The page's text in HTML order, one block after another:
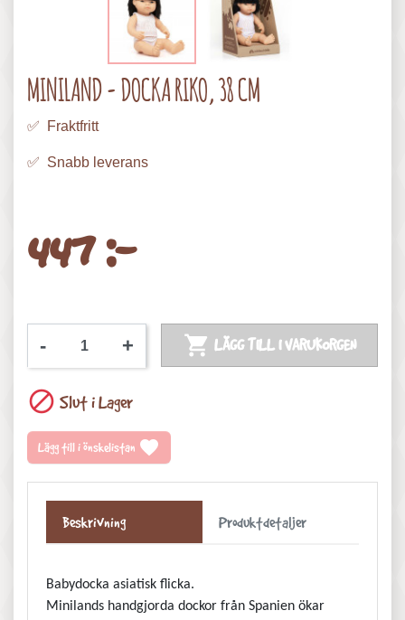
MINILAND - DOCKA RIKO, 38 CM
✅ Fraktfritt
✅ Snabb leverans
447 :-
- +  LÄGG TILL I VARUKORGEN
 Slut i Lager
Lägg till i önskelistan favorite
Beskrivning Produktdetaljer
Babydocka asiatisk flicka.
Minilands handgjorda dockor från Spanien ökar